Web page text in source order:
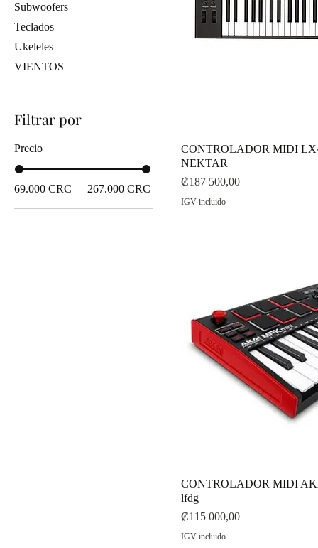
Subwoofers
Teclados
Ukeleles
VIENTOS
Filtrar por
Precio
69.000 CRC 267.000 CRC
CONTROLADOR MIDI
NEKTAR
Precio
₡187 500,00
IGV incluido
CONTROLADOR MIDI
lfdg
Precio
₡115 000,00
IGV incluido